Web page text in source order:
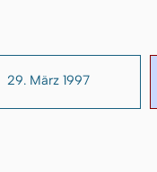
29. März 1997